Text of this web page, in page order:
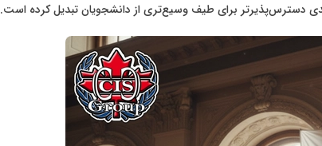
دسترس‌پذیرتر برای طیف وسیع‌تری از دانشجویان تبدیل کرده است.